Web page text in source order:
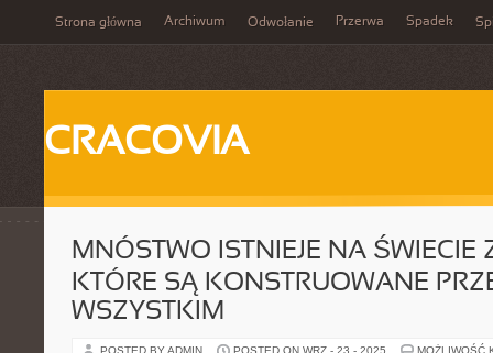
Strona główna Archiwum Odwołanie Przerwa Spadek
CRACOVIA
MNÓSTWO ISTNIEJE NA ŚWIECIE
KTÓRE SĄ KONSTRUOWANE
WSZYSTKIM
POSTED BY ADMIN POSTED ON WRZ - 23 - 2025
MOŻLIWOŚĆ